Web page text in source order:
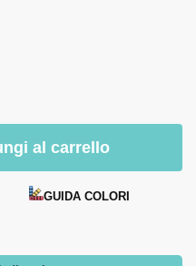
al carrello
GUIDA COLORI